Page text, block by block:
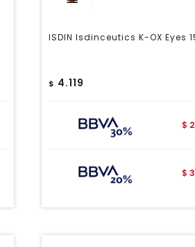
ISDIN Isdinceutics K-OX Eyes
$ 4.119
$
$